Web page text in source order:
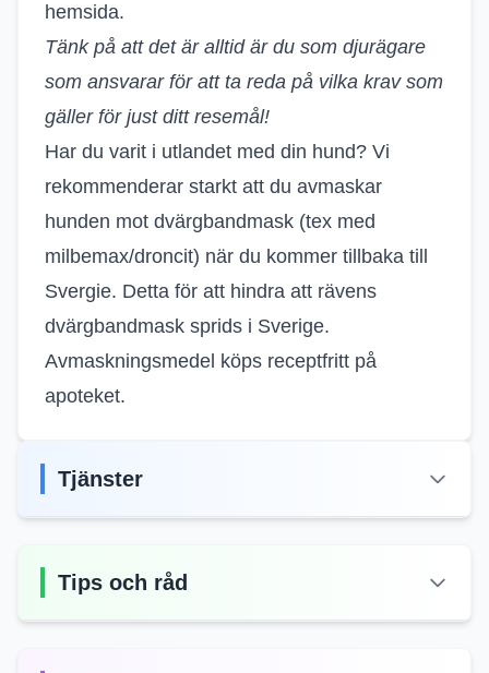
Tjänster
Tips och råd
hemsida.
Tänk på att det är alltid är du som djurägare
som ansvarar för att ta reda på vilka krav som
gäller för just ditt resemål!
Har du varit i utlandet med din hund? Vi
rekommenderar starkt att du avmaskar
hunden mot dvärgbandmask (tex med
milbemax/droncit) när du kommer tillbaka till
Svergie. Detta för att hindra att rävens
dvärgbandmask sprids i Sverige.
Avmaskningsmedel köps receptfritt på
apoteket.